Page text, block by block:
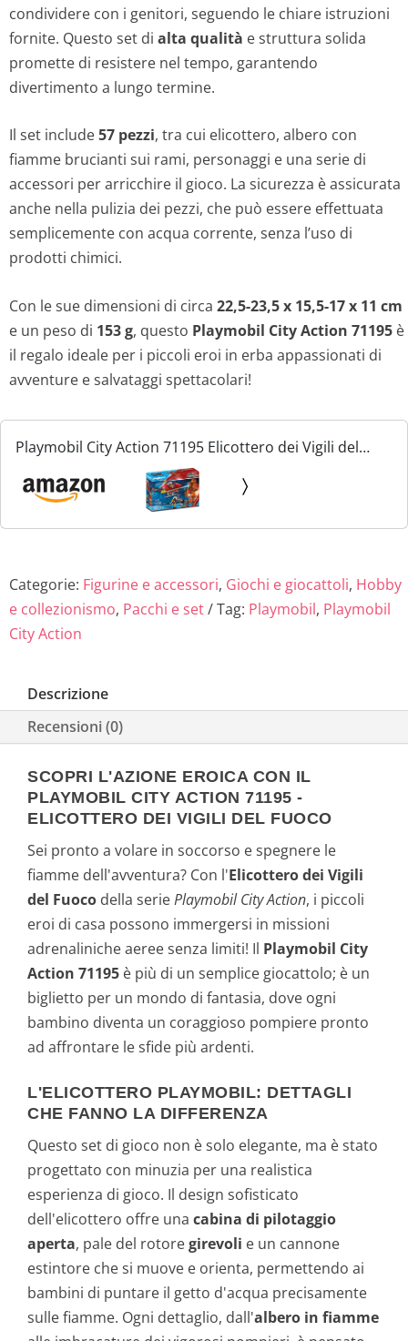
condividere con i genitori, seguendo le chiare istruzioni
fornite. Questo set di alta qualità e struttura solida
promette di resistere nel tempo, garantendo
divertimento a lungo termine.
Il set include57 pezzi, tra cui elicottero, albero con
fiamme brucianti sui rami, personaggi e una serie di
accessori per arricchire il gioco. La sicurezza è assicurata
anche nella pulizia dei pezzi, che può essere effettuata
semplicemente con acqua corrente, senza l’uso di
prodotti chimici.
Con le sue dimensioni di circa 22,5-23,5 x 15,5-17 x 11 cm
e un peso di 153 g, questo Playmobil City Action 71195 è
il regalo ideale per i piccoli eroi in erba appassionati di
avventure e salvataggi spettacolari!
Playmobil City Action 71195 Elicottero dei Vigili del
Fuoco, Elicottero dei Pompieri con Cannone Estintore,
Giocattolo per Bambini dai 4 Anni in su, Nero
Categorie: Figurine e accessori, Giochi e giocattoli, Hobby
e collezionismo, Pacchi e set Tag: Playmobil, Playmobil
City Action
Descrizione
Recensioni (0)
SCOPRI L'AZIONE EROICA CON IL
PLAYMOBIL CITY ACTION 71195 -
ELICOTTERO DEI VIGILI DEL FUOCO
Sei pronto a volare in soccorso e spegnere le
fiamme dell'avventura? Con l'Elicottero dei Vigili
del Fuoco della seriePlaymobil City Action, i piccoli
eroi di casa possono immergersi in missioni
adrenaliniche aeree senza limiti! Il Playmobil City
Action 71195 è più di un semplice giocattolo; è un
biglietto per un mondo di fantasia, dove ogni
bambino diventa un coraggioso pompiere pronto
ad affrontare le sfide più ardenti.
L'ELICOTTERO PLAYMOBIL: DETTAGLI
CHE FANNO LA DIFFERENZA
Questo set di gioco non è solo elegante, ma è stato
progettato con minuzia per una realistica
esperienza di gioco. Il design sofisticato
dell'elicottero offre una cabina di pilotaggio
aperta, pale del rotoregirevoli e un cannone
estintore che si muove e orienta, permettendo ai
bambini di puntare il getto d'acqua precisamente
sulle fiamme. Ogni dettaglio, dall'albero in fiamme